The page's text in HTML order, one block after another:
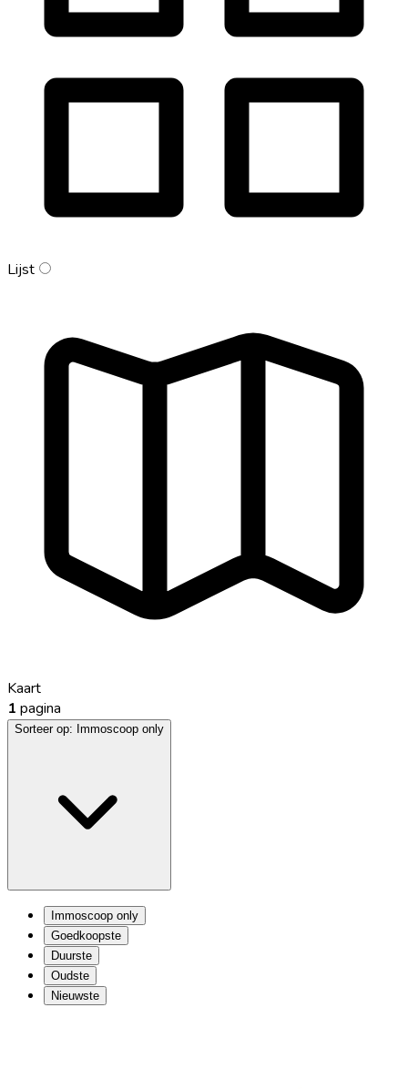
Lijst
Kaart
1 pagina
Sorteer op: Immoscoop only
Immoscoop only
Goedkoopste
Duurste
Oudste
Nieuwste